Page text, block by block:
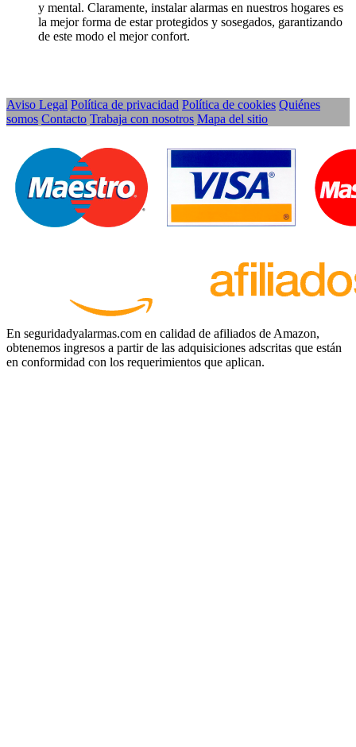
y mental. Claramente, instalar alarmas en nuestros hogares es
la mejor forma de estar protegidos y sosegados, garantizando
de este modo el mejor confort.
Aviso Legal Política de privacidad Política de cookies Quiénes
somos Contacto Trabaja con nosotros Mapa del sitio
En seguridadyalarmas.com en calidad de afiliados de Amazon,
obtenemos ingresos a partir de las adquisiciones adscritas que están
en conformidad con los requerimientos que aplican.